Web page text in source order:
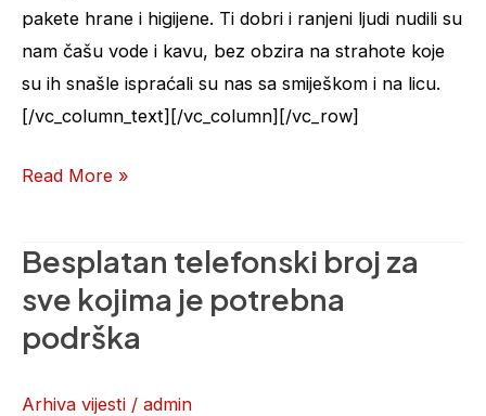
pakete hrane i higijene. Ti dobri i ranjeni ljudi nudili su
nam čašu vode i kavu, bez obzira na strahote koje
su ih snašle ispraćali su nas sa smiješkom i na licu.
[/vc_column_text][/vc_column][/vc_row]
Read More »
Besplatan telefonski broj za
sve kojima je potrebna
podrška
Arhiva vijesti / admin
Besplatan
telefonski
za